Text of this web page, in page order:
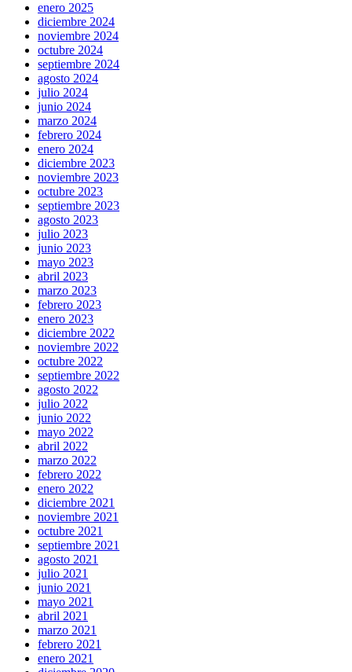
enero 2025
diciembre 2024
noviembre 2024
octubre 2024
septiembre 2024
agosto 2024
julio 2024
junio 2024
marzo 2024
febrero 2024
enero 2024
diciembre 2023
noviembre 2023
octubre 2023
septiembre 2023
agosto 2023
julio 2023
junio 2023
mayo 2023
abril 2023
marzo 2023
febrero 2023
enero 2023
diciembre 2022
noviembre 2022
octubre 2022
septiembre 2022
agosto 2022
julio 2022
junio 2022
mayo 2022
abril 2022
marzo 2022
febrero 2022
enero 2022
diciembre 2021
noviembre 2021
octubre 2021
septiembre 2021
agosto 2021
julio 2021
junio 2021
mayo 2021
abril 2021
marzo 2021
febrero 2021
enero 2021